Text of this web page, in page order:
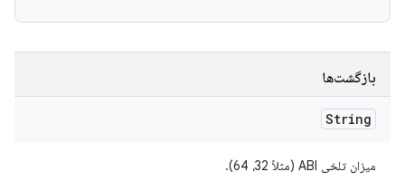
بازگشت‌ها
String
میزان تلخی ABI (مثلاً 32، 64).